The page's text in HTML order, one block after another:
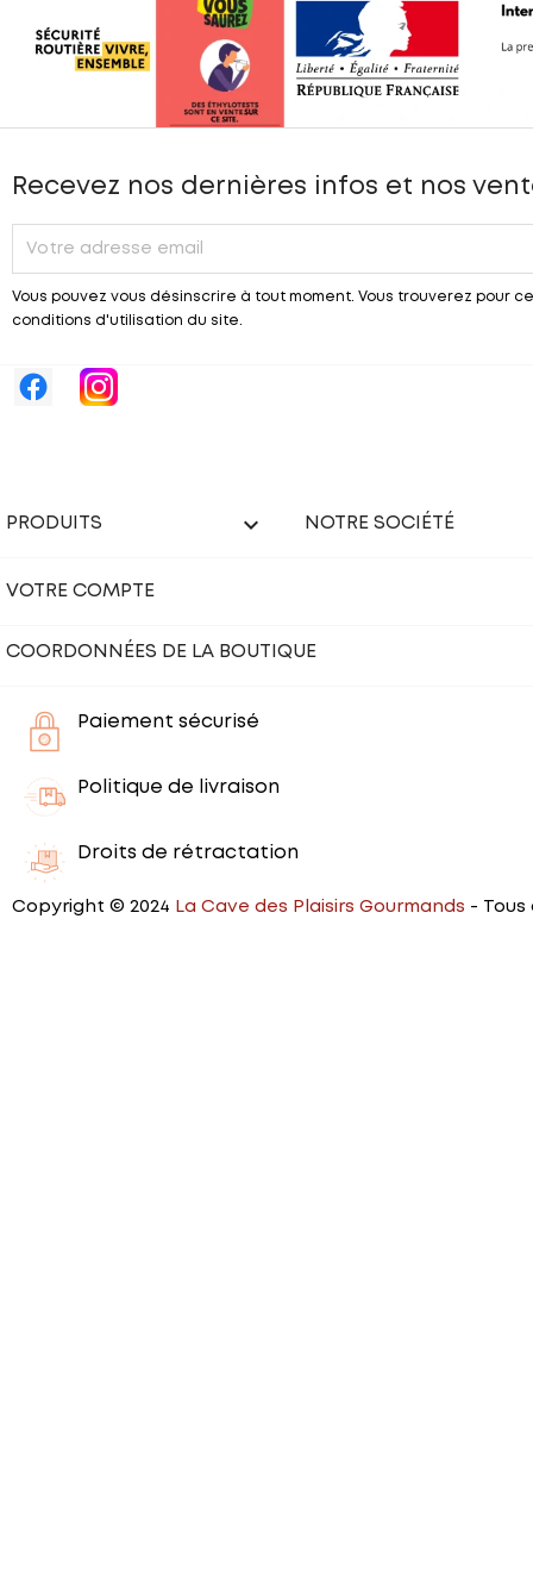
Recevez nos dernières infos et nos
Vous pouvez vous désinscrire à tout moment. Vous trouverez pour
conditions d'utilisation du site.
PRODUITS  NOTRE SOCIÉTÉ
VOTRE COMPTE
COORDONNÉES DE LA BOUTIQUE
Paiement sécurisé
Politique de livraison
Droits de rétractation
Copyright © 2024 La Cave des Plaisirs Gourmands - Tous